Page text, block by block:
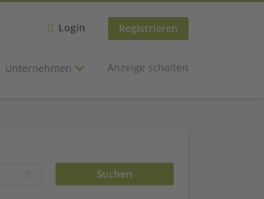
Login Registrieren
Unternehmen Anzeige schalten